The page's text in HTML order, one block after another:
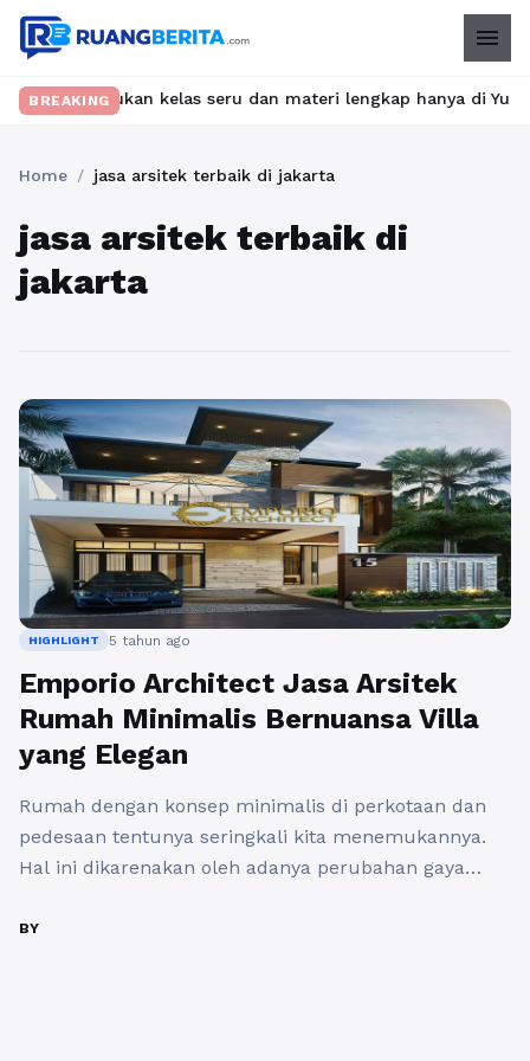
menu
BREAKING
Temukan kelas seru dan materi lengkap hanya di
Home / jasa arsitek terbaik di jakarta
jasa arsitek terbaik di
jakarta
HIGHLIGHT 5 tahun ago
Emporio Architect Jasa Arsitek
Rumah Minimalis Bernuansa Villa
yang Elegan
Rumah dengan konsep minimalis di perkotaan dan
pedesaan tentunya seringkali kita menemukannya.
Hal ini dikarenakan oleh adanya perubahan gaya
hunian yang sederhana akan tetapi memiliki daya
BY